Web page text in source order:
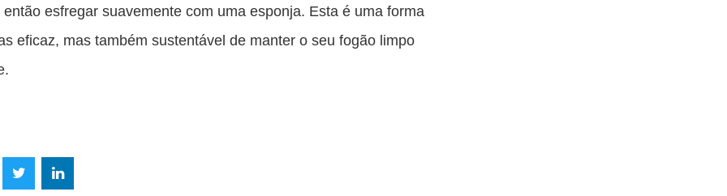
então esfregar suavemente com uma esponja. Esta é uma forma
eficaz, mas também sustentável de manter o seu fogão limpo